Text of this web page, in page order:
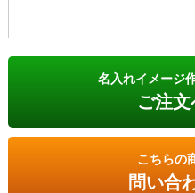
名入れイメージ
ご注
こちらの
問い合